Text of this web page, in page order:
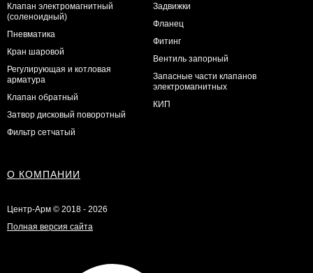
Клапан электромагнитный
(соленоидный)
Пневматика
Кран шаровой
Регулирующая и котловая
арматура
Клапан обратный
Затвор дисковый поворотный
Фильтр сетчатый
Задвижки
Фланец
Фитинг
Вентиль запорный
Запасные части клапанов
электромагнитных
КИП
О КОМПАНИИ
Центр-Арм © 2018 - 2026
Полная версия сайта